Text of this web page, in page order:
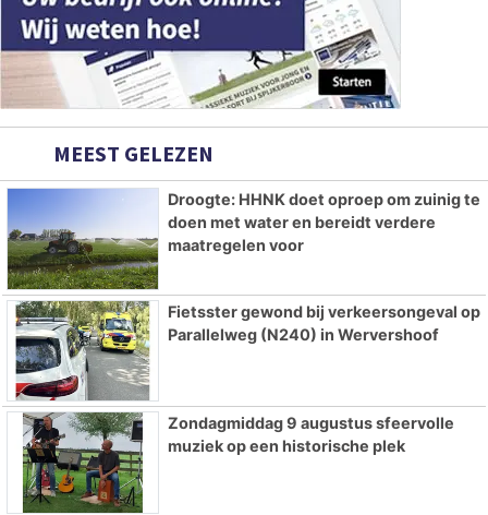
MEEST GELEZEN
Droogte: HHNK doet oproep om zuinig te
doen met water en bereidt verdere
maatregelen voor
Fietsster gewond bij verkeersongeval op
Parallelweg (N240) in Wervershoof
Zondagmiddag 9 augustus sfeervolle
muziek op een historische plek